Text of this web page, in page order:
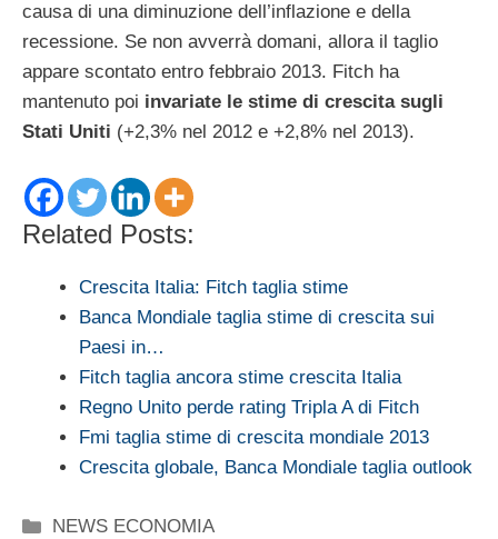
causa di una diminuzione dell’inflazione e della
recessione. Se non avverrà domani, allora il taglio
appare scontato entro febbraio 2013. Fitch ha
mantenuto poi invariate le stime di crescita sugli
Stati Uniti (+2,3% nel 2012 e +2,8% nel 2013).
Related Posts:
Crescita Italia: Fitch taglia stime
Banca Mondiale taglia stime di crescita sui
Paesi in…
Fitch taglia ancora stime crescita Italia
Regno Unito perde rating Tripla A di Fitch
Fmi taglia stime di crescita mondiale 2013
Crescita globale, Banca Mondiale taglia outlook
Categorie
NEWS ECONOMIA